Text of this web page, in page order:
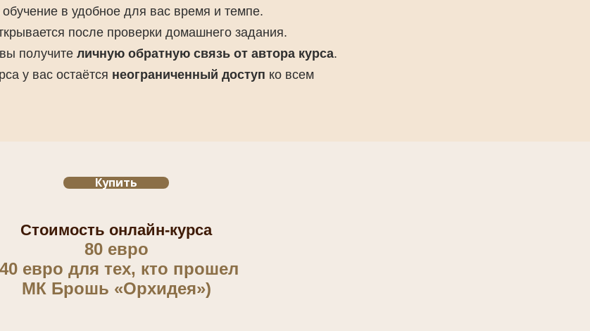
в удобное для вас время и темпе.
после проверки домашнего задания.
получите личную обратную связь от автора курса.
у вас остаётся неограниченный доступ ко всем
Купить
Стоимость онлайн-курса
80 евро
евро для тех, кто прошел
МК Брошь «Орхидея»)